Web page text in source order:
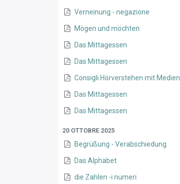
Verneinung - negazione
Mögen und möchten
Das Mittagessen
Das Mittagessen
Consigli Hörverstehen mit Medien
Das Mittagessen
Das Mittagessen
20 OTTOBRE 2025
Begrüßung - Verabschiedung
Das Alphabet
die Zahlen -i numeri